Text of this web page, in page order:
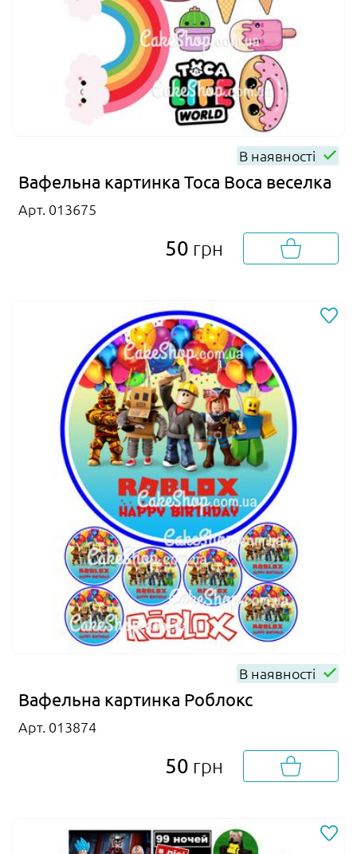
В наявності
Вафельна картинка Toca Boca веселка
Арт. 013675
50 грн
В наявності
Вафельна картинка Роблокс
Арт. 013874
50 грн